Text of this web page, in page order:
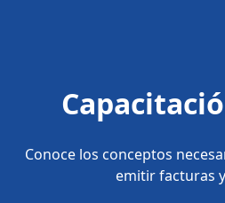
Conoce los conceptos
emitir facturas